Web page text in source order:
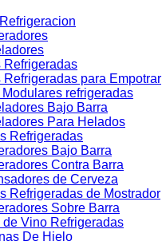
Refrigeradas
Refrigeradas para Empotrar
Modulares refrigeradas
Bajo Barra
Para Helados
Refrigeradas
Bajo Barra
Contra Barra
de Cerveza
Refrigeradas de Mostrador
Sobre Barra
de Vino Refrigeradas
De Hielo